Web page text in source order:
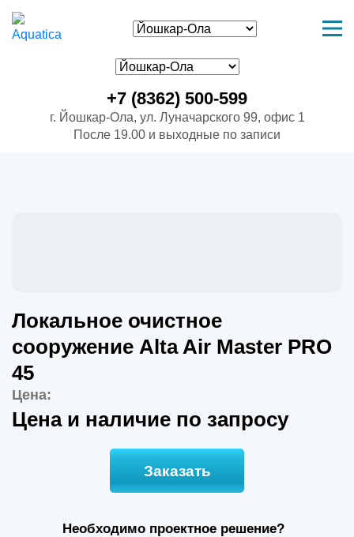
+7 (8362) 500-599
г. Йошкар-Ола, ул. Луначарского 99, офис 1
После 19.00 и выходные по записи
Локальное очистное
сооружение Alta Air Master PRO
45
Цена:
Цена и наличие по запросу
Заказать
Необходимо проектное решение?